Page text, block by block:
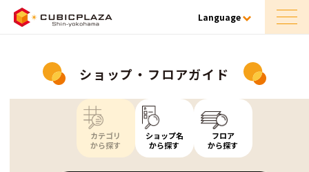
Language
ショップ・フロアガイド
カテゴリ
から探す
ショップ名
から探す
フロア
から探す